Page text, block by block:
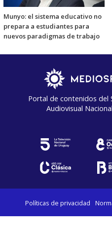
Munyo: el sistema educativo no
prepara a estudiantes para
nuevos paradigmas de trabajo
Portal de contenidos del
Audiovisual
Políticas de privacidad